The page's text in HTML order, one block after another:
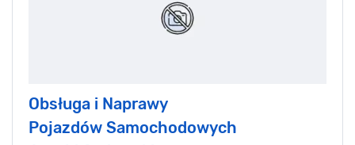
Obsługa i Naprawy
Pojazdów Samochodowych